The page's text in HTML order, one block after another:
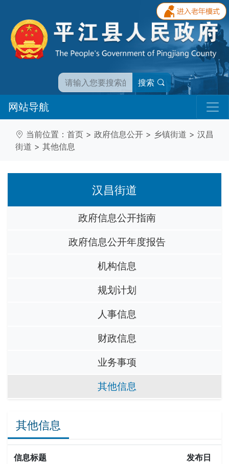
搜索
网站导航
当前位置： 首页 > 政府信息公开 > 乡镇街道 > 汉昌
街道 > 其他信息
汉昌街道
政府信息公开指南
政府信息公开年度报告
机构信息
规划计划
人事信息
财政信息
业务事项
其他信息
其他信息
信息标题
发布日